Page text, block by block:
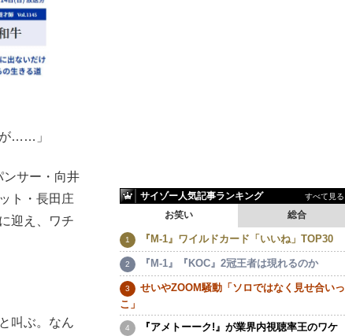
が……」
サー・向井
ト・長田庄
迎え、ワチ
叫ぶ。なん
サイゾー人気記事ランキング すべて見る
お笑い 総合
『M-1』ワイルドカード「いいね」TOP30
『M-1』『KOC』2冠王者は現れるのか
せいやZOOM騒動「ソロではなく見せ合いっ
こ」
『アメトーーク!』が業界内視聴率王のワケ